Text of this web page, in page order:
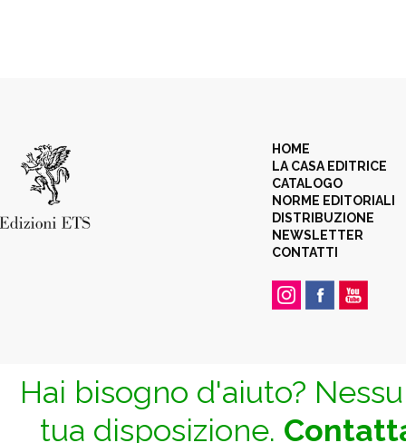
HOME
LA CASA EDITRICE
CATALOGO
NORME EDITORIALI
DISTRIBUZIONE
NEWSLETTER
CONTATTI
Hai bisogno d'aiuto?
tua disposizione.